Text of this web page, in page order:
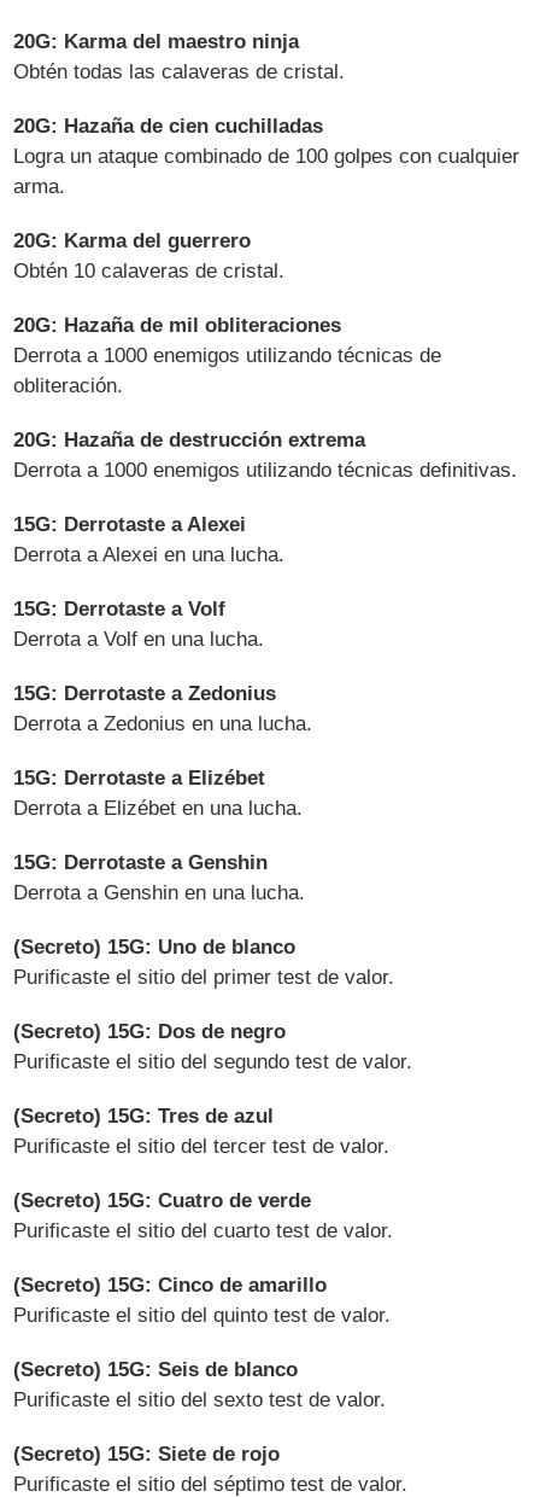
20G: Karma del maestro ninja
Obtén todas las calaveras de cristal.
20G: Hazaña de cien cuchilladas
Logra un ataque combinado de 100 golpes con cualquier
arma.
20G: Karma del guerrero
Obtén 10 calaveras de cristal.
20G: Hazaña de mil obliteraciones
Derrota a 1000 enemigos utilizando técnicas de
obliteración.
20G: Hazaña de destrucción extrema
Derrota a 1000 enemigos utilizando técnicas definitivas.
15G: Derrotaste a Alexei
Derrota a Alexei en una lucha.
15G: Derrotaste a Volf
Derrota a Volf en una lucha.
15G: Derrotaste a Zedonius
Derrota a Zedonius en una lucha.
15G: Derrotaste a Elizébet
Derrota a Elizébet en una lucha.
15G: Derrotaste a Genshin
Derrota a Genshin en una lucha.
(Secreto) 15G: Uno de blanco
Purificaste el sitio del primer test de valor.
(Secreto) 15G: Dos de negro
Purificaste el sitio del segundo test de valor.
(Secreto) 15G: Tres de azul
Purificaste el sitio del tercer test de valor.
(Secreto) 15G: Cuatro de verde
Purificaste el sitio del cuarto test de valor.
(Secreto) 15G: Cinco de amarillo
Purificaste el sitio del quinto test de valor.
(Secreto) 15G: Seis de blanco
Purificaste el sitio del sexto test de valor.
(Secreto) 15G: Siete de rojo
Purificaste el sitio del séptimo test de valor.